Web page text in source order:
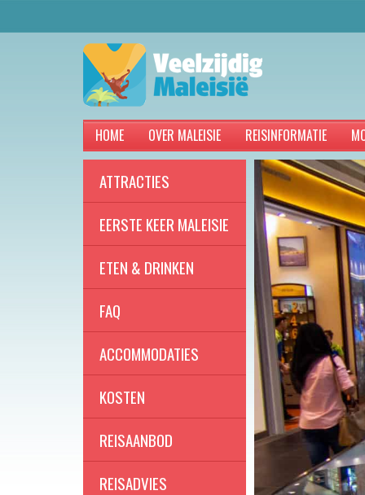
HOME OVER MALEISIE REISINFORMATIE
ATTRACTIES
EERSTE KEER MALEISIE
ETEN & DRINKEN
FAQ
ACCOMMODATIES
KOSTEN
REISAANBOD
REISADVIES